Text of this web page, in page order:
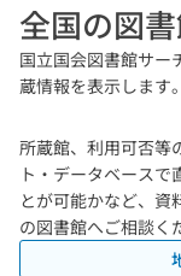
全国の図
国立国会図書館サー
蔵情報を表示します。
所蔵館、利用可否等
ト・データベース
とが可能かなど、資
の図書館へご相談く